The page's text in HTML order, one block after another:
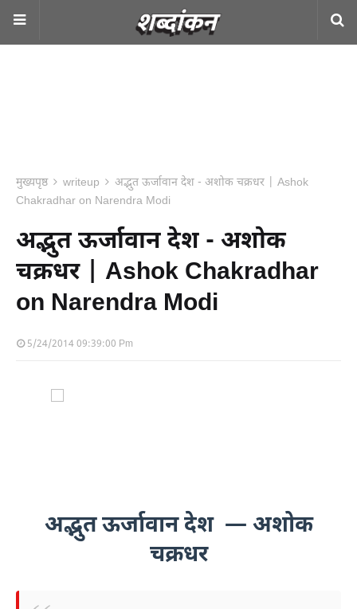
मुख्यपृष्ठ writeup
अद्भुत ऊर्जावान देश - अशोक चक्रधर | Ashok
Chakradhar on Narendra Modi
अद्भुत ऊर्जावान देश - अशोक
चक्रधर | Ashok Chakradhar
on Narendra Modi
5/24/2014 09:39:00 Pm
अद्भुत ऊर्जावान देश — अशोक
चक्रधर